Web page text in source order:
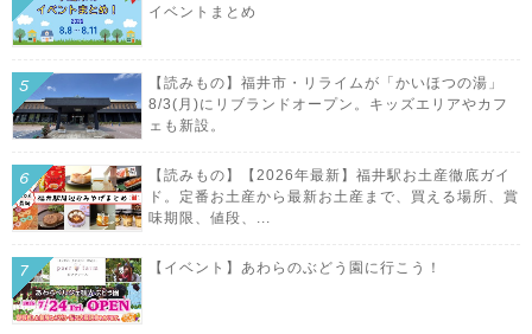
イベントまとめ
【読みもの】福井市・リライムが「かいほつの湯」
8/3(月)にリブランドオープン。キッズエリアやカフ
ェも新設。
【読みもの】【2026年最新】福井駅お土産徹底ガイ
ド。定番お土産から最新お土産まで、買える場所、賞
味期限、値段、...
【イベント】あわらのぶどう園に行こう！